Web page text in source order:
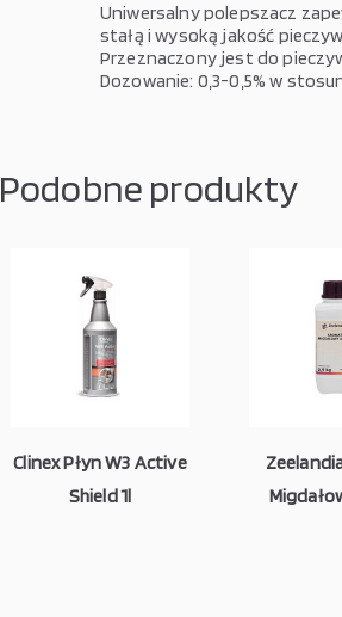
Uniwersalny polepszacz
stałą i wysoką jakość
Przeznaczony jest do
Dozowanie: 0,3-0,5% w
Podobne produkty
Clinex Płyn W3 Active
Shield 1l